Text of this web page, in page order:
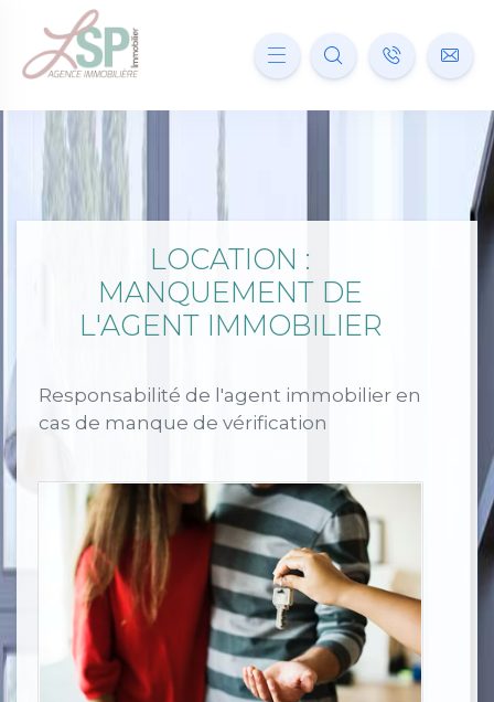
LOCATION :
MANQUEMENT DE
L'AGENT IMMOBILIER
Responsabilité de l'agent immobilier en
cas de manque de vérification